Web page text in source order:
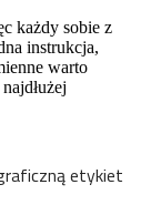
każdy sobie z
instrukcja,
warto
etykiet